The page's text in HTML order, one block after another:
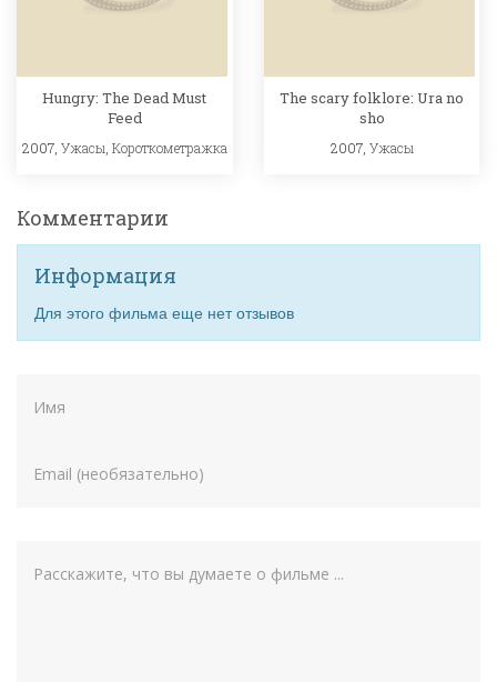
Hungry: The Dead Must
Feed
2007, Ужасы Короткометражка
The scary folklore: Ura no
sho
2007, Ужасы
Комментарии
Информация
Для этого фильма еще нет отзывов